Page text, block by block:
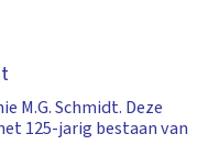
M.G. Schmidt. Deze
125-jarig bestaan van